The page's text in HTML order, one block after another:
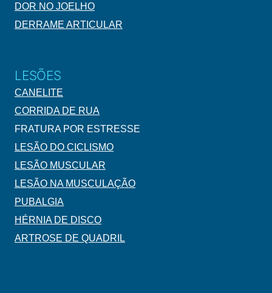
DOR NO JOELHO
DERRAME ARTICULAR
LESÕES
CANELITE
CORRIDA DE RUA
FRATURA POR ESTRESSE
LESÃO DO CICLISMO
LESÃO MUSCULAR
LESÃO NA MUSCULAÇÃO
PUBALGIA
HÉRNIA DE DISCO
ARTROSE DE QUADRIL